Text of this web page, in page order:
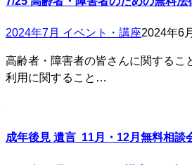
2024年7月 イベント・講座2024年6
高齢者・障害者の皆さんに関することなら、成年後見制度の
利用に関すること…
成年後見 遺言 11月・12月無料相談